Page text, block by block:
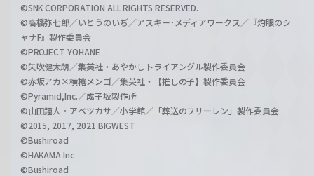
©SNK CORPORATION ALL RIGHTS RESERVED.
©高橋弥七郎／いとうのいぢ／アスキー･メディアワークス／『灼眼のシ
ャナF』製作委員会
©PROJECT YOHANE
©矢吹健太朗／集英社・あやかしトライアングル製作委員会
©赤坂アカ×横槍メンゴ／集英社・【推しの子】製作委員会
©Pyramid,Inc.／成子坂製作所
©山田鐘人・アベツカサ／小学館／「葬送のフリーレン」製作委員会
©2015, 2017, 2021 BIGWEST
©Bushiroad
©HAKAMA Inc
©Bushiroad